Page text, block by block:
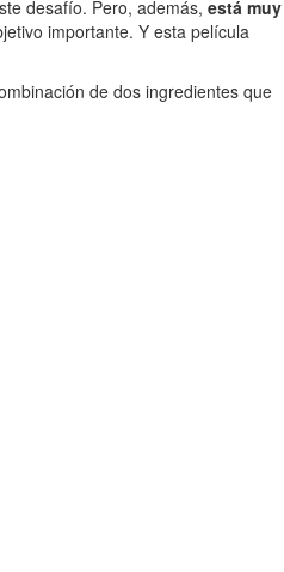
desafío. Pero, además, está muy
importante. Y esta película
de dos ingredientes que